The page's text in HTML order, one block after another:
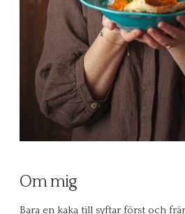
Om mig
Bara en kaka till syftar först och